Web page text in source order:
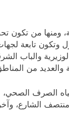
ومنها من تكون
وتكون تابعة
والباب
الصرف الصحي،
منتصف الشارع،